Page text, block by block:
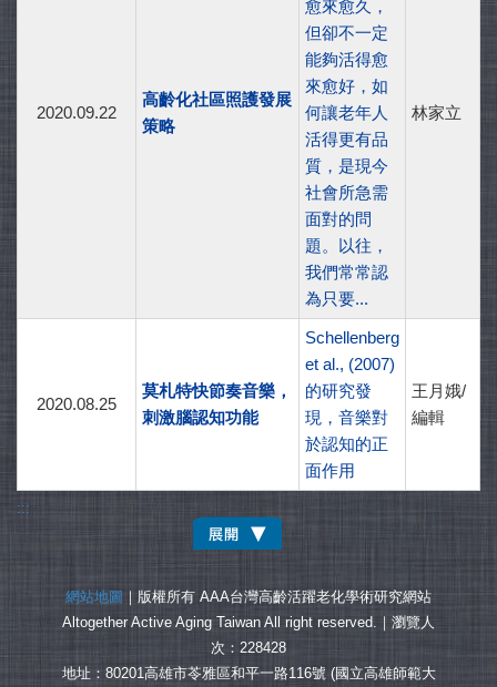
2020.09.22
高齡化社區照護發展
策略
愈來愈久，
但卻不一定
能夠活得愈
來愈好，如
何讓老年人
活得更有品
質，是現今
社會所急需
面對的問
題。以往，
我們常常認
為只要...
林家立
2020.08.25
莫札特快節奏音樂，
刺激腦認知功能
Schellenberg
et al., (2007)
的研究發
現，音樂對
於認知的正
面作用
王月娥/
編輯
:::
網站地圖 ｜版權所有 AAA台灣高齡活躍老化學術研究網站
Altogether Active Aging Taiwan All right reserved.｜ 瀏覽人
次：228428
地址：80201高雄市苓雅區和平一路116號 (國立高雄師範大